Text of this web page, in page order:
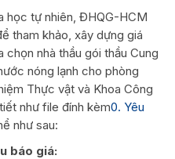
học tự nhiên, ĐHQG-HCM
tham khảo, xây dựng giá
nhà thầu gói thầu Cung
nóng lạnh cho phòng
Thực vật và Khoa Công
như file đính kèm0. Yêu
như sau:
báo giá: